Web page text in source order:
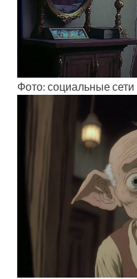
Фото: социальные сети